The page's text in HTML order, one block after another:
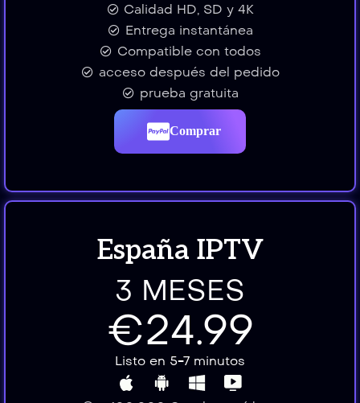
Calidad HD, SD y 4K
Entrega instantánea
Compatible con todos
acceso después del pedido
prueba gratuita
Comprar
España IPTV
3 MESES
€24.99
Listo en 5-7 minutos